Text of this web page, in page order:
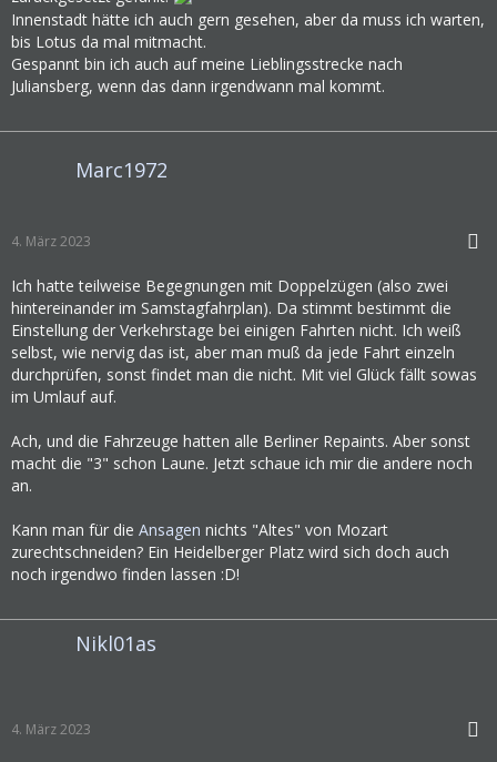
Innenstadt hätte ich auch gern gesehen, aber da muss ich warten,
bis Lotus da mal mitmacht.
Gespannt bin ich auch auf meine Lieblingsstrecke nach
Juliansberg, wenn das dann irgendwann mal kommt.
Marc1972
4. März 2023
Ich hatte teilweise Begegnungen mit Doppelzügen (also zwei
hintereinander im Samstagfahrplan). Da stimmt bestimmt die
Einstellung der Verkehrstage bei einigen Fahrten nicht. Ich weiß
selbst, wie nervig das ist, aber man muß da jede Fahrt einzeln
durchprüfen, sonst findet man die nicht. Mit viel Glück fällt sowas
im Umlauf auf.
Ach, und die Fahrzeuge hatten alle Berliner Repaints. Aber sonst
macht die "3" schon Laune. Jetzt schaue ich mir die andere noch
an.
Kann man für die Ansagen nichts "Altes" von Mozart
zurechtschneiden? Ein Heidelberger Platz wird sich doch auch
noch irgendwo finden lassen :D!
Nikl01as
4. März 2023